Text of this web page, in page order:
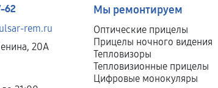
62
rem.ru
20А
Мы ремонтируем
Оптические прицелы
Прицелы ночного видения
Тепловизоры
Тепловизионные прицелы
Цифровые монокуляры